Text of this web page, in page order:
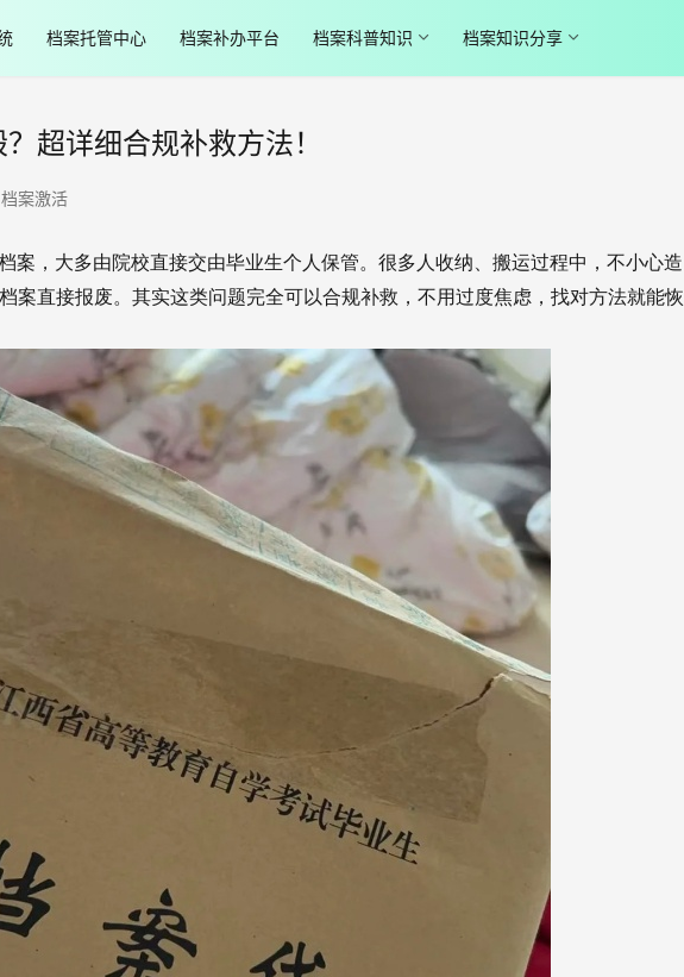
档案托管中心 档案补办平台 档案科普知识 档案知识分享
超详细合规补救方法！
档案激活
案，大多由院校直接交由毕业生个人保管。很多人收纳、搬运过程中，不小心造
案直接报废。其实这类问题完全可以合规补救，不用过度焦虑，找对方法就能恢